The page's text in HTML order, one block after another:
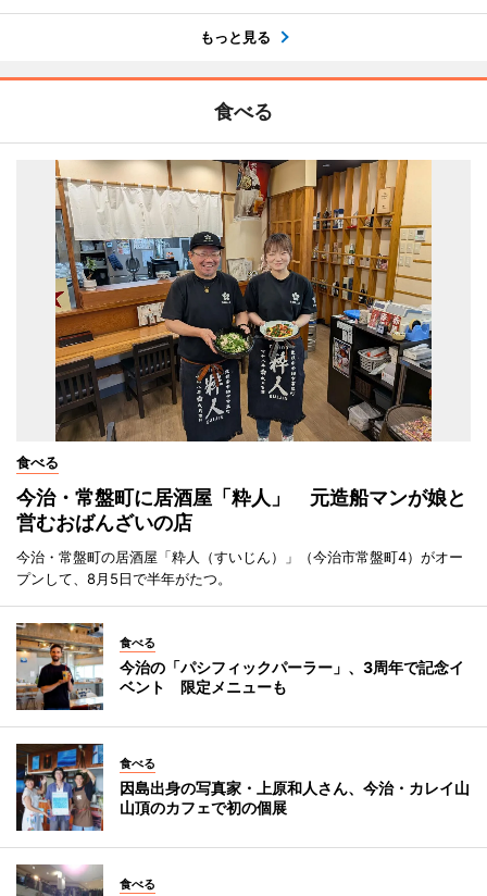
もっと見る
食べる
食べる
今治・常盤町に居酒屋「粋人」 元造船マンが娘と
営むおばんざいの店
今治・常盤町の居酒屋「粋人（すいじん）」（今治市常盤町4）がオー
プンして、8月5日で半年がたつ。
食べる
今治の「パシフィックパーラー」、3周年で記念イ
ベント 限定メニューも
食べる
因島出身の写真家・上原和人さん、今治・カレイ山
山頂のカフェで初の個展
食べる